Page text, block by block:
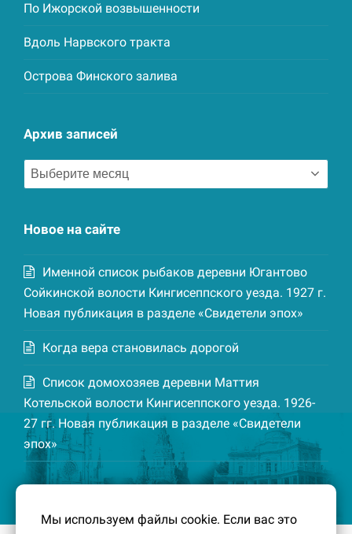
По Ижорской возвышенности
Вдоль Нарвского тракта
Острова Финского залива
Архив записей
Архив
записей
Новое на сайте
Именной список рыбаков деревни Югантово
Сойкинской волости Кингисеппского уезда. 1927 г.
Новая публикация в разделе «Свидетели эпох»
Когда вера становилась дорогой
Список домохозяев деревни Маттия
Котельской волости Кингисеппского уезда. 1926-
27 гг. Новая публикация в разделе «Свидетели
эпох»
Мы используем файлы cookie. Если вас это